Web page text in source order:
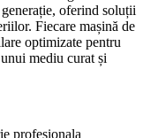
oferind soluții
Fiecare mașină de
optimizate pentru
mediu curat și